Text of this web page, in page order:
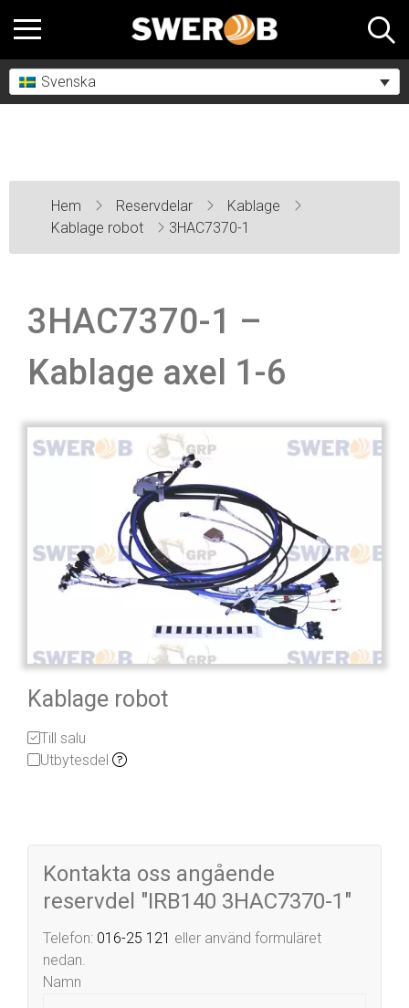
Svenska
Hem Reservdelar
Kablage
Kablage robot
3HAC7370-1
3HAC7370-1 –
Kablage axel 1-6
Kablage robot
Till salu
Utbytesdel
Kontakta oss angående
reservdel "IRB140 3HAC7370-1"
Telefon: 016-25 121 eller använd formuläret
nedan.
Namn